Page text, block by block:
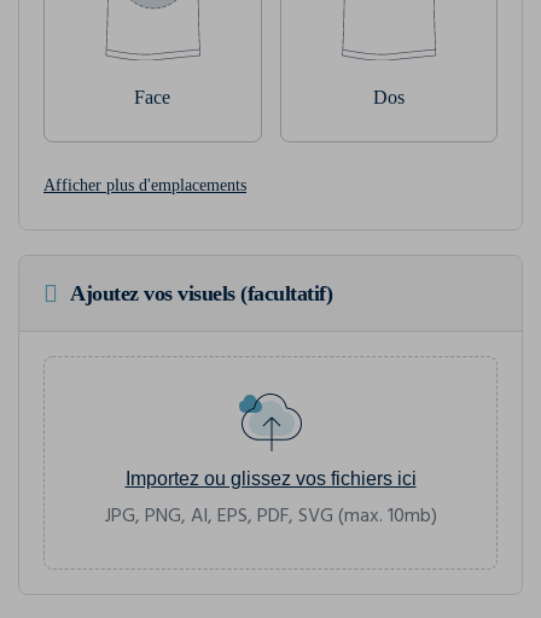
Face Dos
Afficher plus d'emplacements
Ajoutez vos visuels (facultatif)
Importez ou glissez vos fichiers ici
JPG, PNG, AI, EPS, PDF, SVG (max. 10mb)